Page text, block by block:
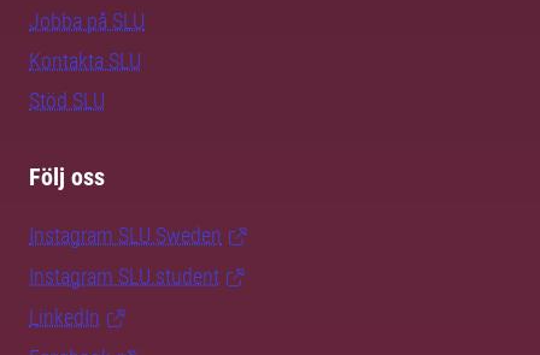
Jobba på SLU
Kontakta SLU
Stöd SLU
Följ oss
Instagram SLU.Sweden
Instagram SLU.student
LinkedIn